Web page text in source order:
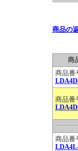
商品の
商
商品番
商品番
商品番